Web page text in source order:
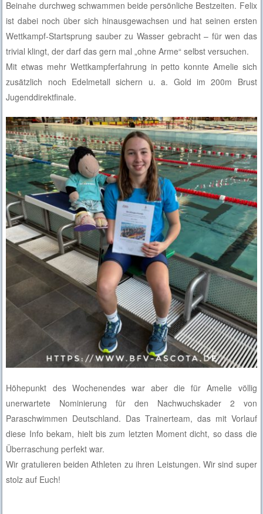
Beinahe durchweg schwammen beide persönliche Bestzeiten. Felix
ist dabei noch über sich hinausgewachsen und hat seinen ersten
Wettkampf-Startsprung sauber zu Wasser gebracht – für wen das
trivial klingt, der darf das gern mal „ohne Arme“ selbst versuchen.
Mit etwas mehr Wettkampferfahrung in petto konnte Amelie sich
zusätzlich noch Edelmetall sichern u. a. Gold im 200m Brust
Jugenddirektfinale.
Höhepunkt des Wochenendes war aber die für Amelie völlig
unerwartete Nominierung für den Nachwuchskader 2 von
Paraschwimmen Deutschland. Das Trainerteam, das mit Vorlauf
diese Info bekam, hielt bis zum letzten Moment dicht, so dass die
Überraschung perfekt war.
Wir gratulieren beiden Athleten zu ihren Leistungen. Wir sind super
stolz auf Euch!